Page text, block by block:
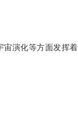
演化等方面发挥着